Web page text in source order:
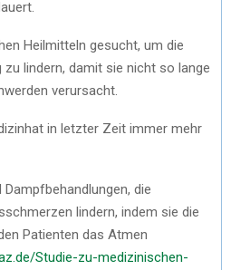
Heilmitteln gesucht, um die
lindern, damit sie nicht so lange
verursacht.
die
lindern, indem sie die
Patienten das Atmen
Studie-zu-medizinischen-